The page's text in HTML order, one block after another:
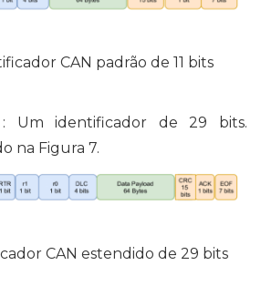
CAN padrão de 11 bits
identificador de 29 bits.
na Figura 7.
CAN estendido de 29 bits